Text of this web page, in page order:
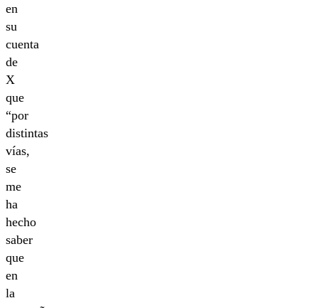
en
su
cuenta
de
X
que
“por
distintas
vías,
se
me
ha
hecho
saber
que
en
la